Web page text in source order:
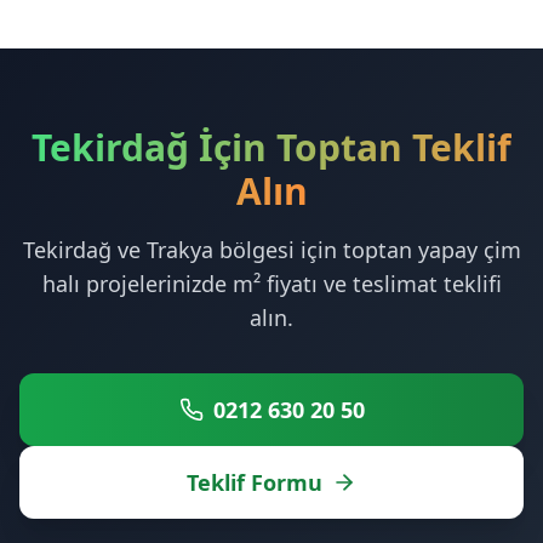
Tekirdağ İçin Toptan Teklif
Alın
Tekirdağ ve Trakya bölgesi için toptan yapay çim
halı projelerinizde m² fiyatı ve teslimat teklifi
alın.
0212 630 20 50
Teklif Formu